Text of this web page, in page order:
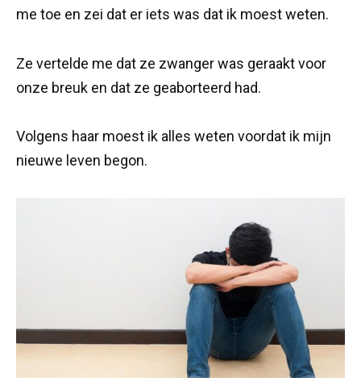
me toe en zei dat er iets was dat ik moest weten.
Ze vertelde me dat ze zwanger was geraakt voor
onze breuk en dat ze geaborteerd had.
Volgens haar moest ik alles weten voordat ik mijn
nieuwe leven begon.